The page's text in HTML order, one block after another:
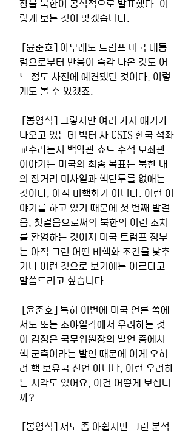
렇게 보는 것이 맞겠습니다.
령으로부터 반응이 즉각 나온 것도 어
느 정도 사전에 예견됐던 것이다, 이렇
게도 볼 수 있겠죠.
나오고 있는데 빅터 차 CSIS 한국 석좌
교수라든지 백악관 쇼트 수석 보좌관
이야기는 미국의 최종 목표는 북한 내
의 장거리 미사일과 핵탄두를 없애는
것이다, 아직 비핵화가 아니다. 이런 이
야기를 하고 있기 때문에 첫 번째 발걸
음, 첫걸음으로써의 북한의 이런 조치
를 환영하는 것이지 미국 트럼프 정부
는 아직 그런 어떤 비핵화 조건을 낮추
거나 이런 것으로 보기에는 이르다고
말씀드리고 싶습니다.
서도 또는 조야일각에서 우려하는 것
이 김정은 국무위원장의 발언 중에서
핵 군축이라는 발언 때문에 이게 오히
려 핵 보유국 선언 아니냐, 이런 우려하
는 시각도 있어요, 이건 어떻게 보십니
까?